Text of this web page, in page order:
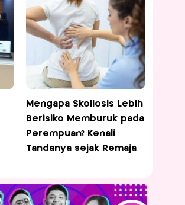
Mengapa Skoliosis Lebih
Berisiko Memburuk pada
Perempuan? Kenali
Tandanya sejak Remaja